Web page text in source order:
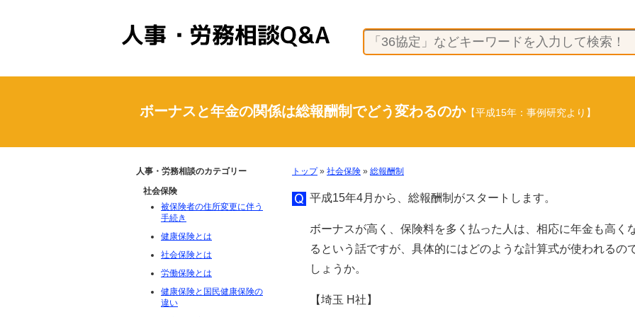
ボーナスと年金の関係は総報酬制でどう変わるのか【平成15年：事例研究より】
人事・労務相談Q&A
トップ» 社会保険 » 総報酬制
平成15年4月から、総報酬制がスタートします。
ボーナスが高く、保険料を多く払った人は、相応に年金も高く
るという話ですが、具体的にはどのような計算式が使われるの
しょうか。
【埼玉 H社】
人事・労務相談のカテゴリー
社会保険
被保険者の住所変更に伴う
手続き
健康保険とは
社会保険とは
労働保険とは
健康保険と国民健康保険の
違い